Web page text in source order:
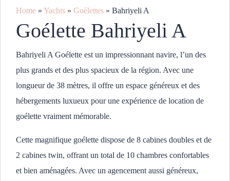
Home » Yachts » Goélettes » Bahriyeli A
Goélette Bahriyeli A
Bahriyeli A Goélette est un impressionnant navire, l’un des
plus grands et des plus spacieux de la région. Avec une
longueur de 38 mètres, il offre un espace généreux et des
hébergements luxueux pour une expérience de location de
goélette vraiment mémorable.
Cette magnifique goélette dispose de 8 cabines doubles et de
2 cabines twin, offrant un total de 10 chambres confortables
et bien aménagées. Avec un agencement aussi généreux,